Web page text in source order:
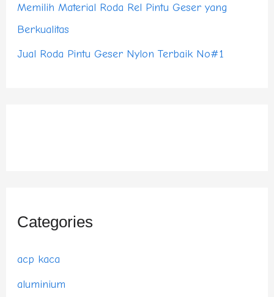
Memilih Material Roda Rel Pintu Geser yang
Berkualitas
Jual Roda Pintu Geser Nylon Terbaik No#1
Categories
acp kaca
aluminium